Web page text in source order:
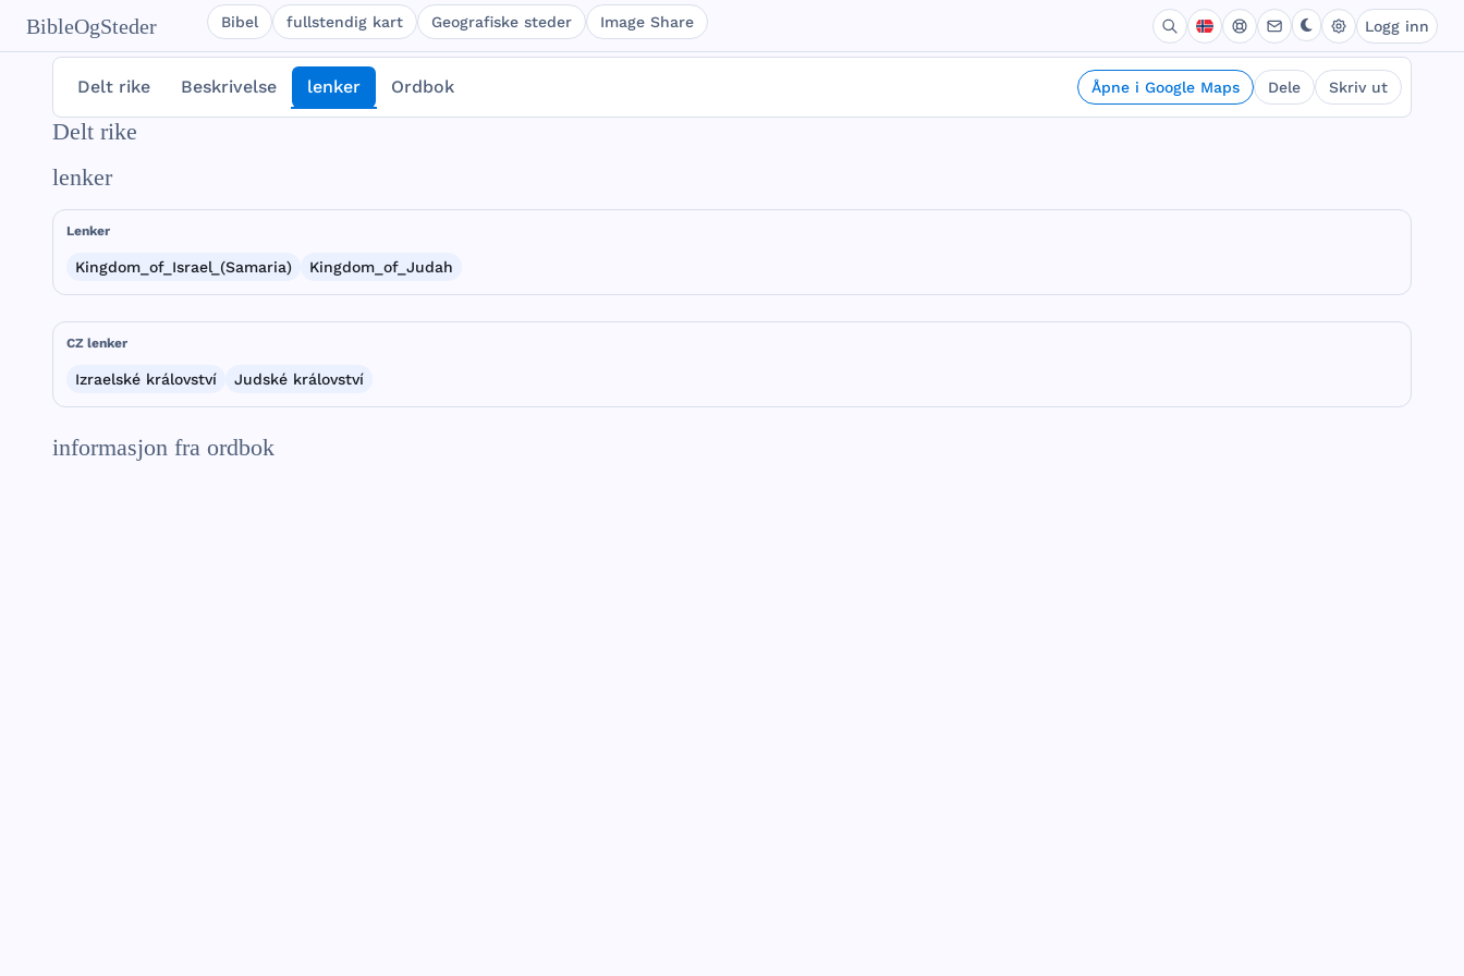
BibleOgSteder Bibel fullstendig kart Geografiske steder Image Share Logg inn
Delt rike Beskrivelse lenker Ordbok Åpne i Google Maps Dele Skriv ut
Delt rike
lenker
Lenker
Kingdom_of_Israel_(Samaria) Kingdom_of_Judah
CZ lenker
Izraelské království Judské království
informasjon fra ordbok